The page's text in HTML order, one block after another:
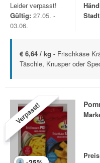
Leider verpasst!
Gültig: 27.05. -
03.06.
€ 6,64 / kg - Frischkäse
Täschle, Knusper oder
Verpasst!